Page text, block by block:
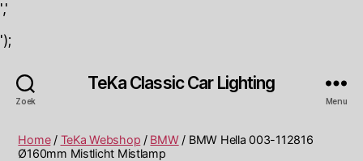
','
');
Zoek
TeKa Classic Car Lighting
Menu
Home/ TeKa Webshop / BMW/ BMW Hella 003-112816
Ø160mm Mistlicht Mistlamp